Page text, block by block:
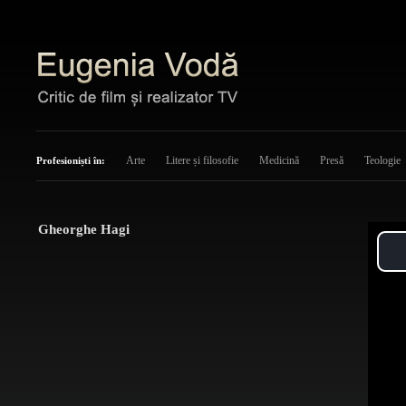
Profesioniști în: Arte Litere și filosofie Medicină Presă Teologie
Gheorghe Hagi